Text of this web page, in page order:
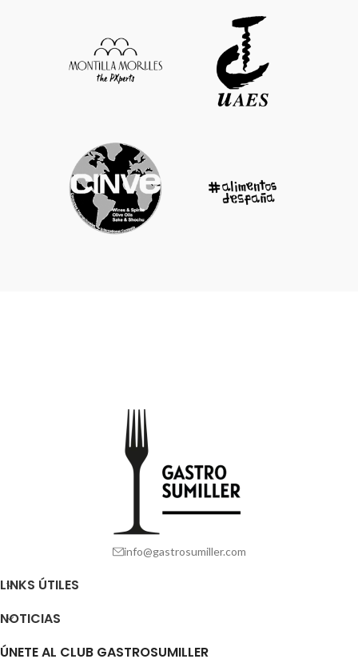
info@gastrosumiller.com
LINKS ÚTILES
NOTICIAS
ÚNETE AL CLUB GASTROSUMILLER